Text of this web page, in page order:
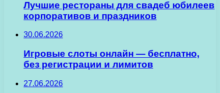
Лучшие рестораны для свадеб юбилеев
корпоративов и праздников
30.06.2026
Игровые слоты онлайн — бесплатно,
без регистрации и лимитов
27.06.2026